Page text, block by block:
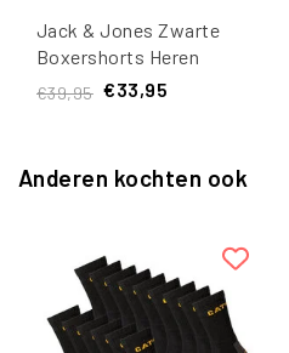
Jack & Jones Zwarte
Boxershorts Heren
JACBLACK Friday
€39,95 €33,95
Anderen kochten ook